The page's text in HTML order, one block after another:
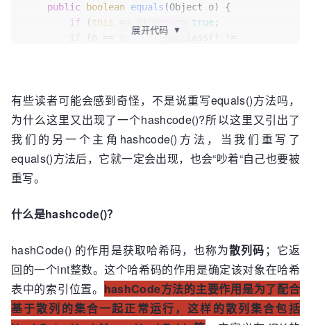
public boolean equals (Object o)
{
if (this == o) true;
if
null || getClass() !=
if (name != null
?
!name.equals(that.name) : that.name != null )
return
false
;
return info != null ?
info.equals(that.info) : that.info ==
@Override
int result = name != null ?
name.hashCode() : 0;
        result =
31 * result + (info != null ?
info.hashCode() : 0);
return result;
展开代码 ▼
有些读者可能会感到奇怪，不是说重写equals()方法吗，
为什么这里又出现了一个hashcode()?所以这里又引出了
我们的另一个主角hashcode()方法，当我们重写了
equals()方法后，它就一定会出现，也会“吵着“自己也要被
重写。
什么是hashcode()？
hashCode() 的作用是获取哈希码，也称为散列码 ；它返
回的一个int整数。这个哈希码的作用是确定该对象在哈希
表中的索引位置。 hashCode方法的主要作用是为了配合
基于散列的集合一起正常运行，这样的散列集合包括